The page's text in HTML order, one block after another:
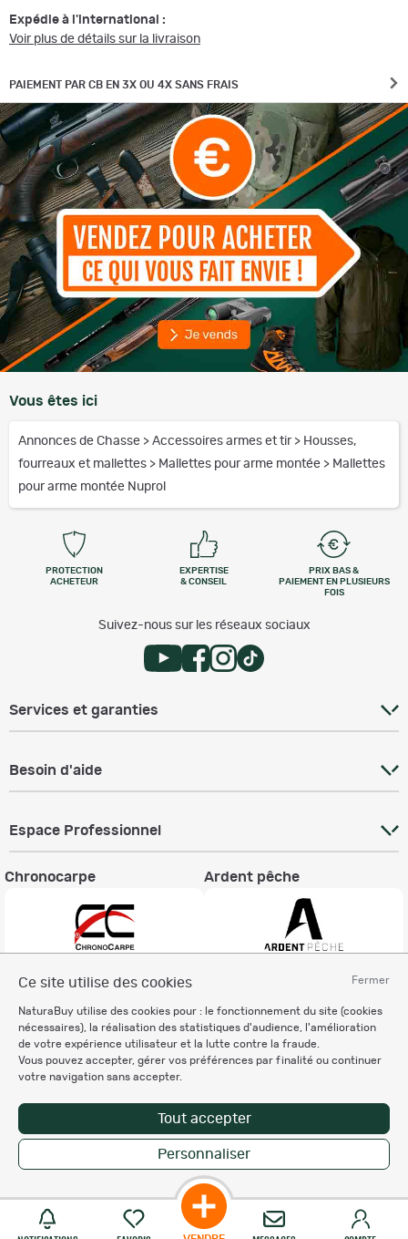
Fermer
Ce site utilise des cookies
NaturaBuy utilise des cookies pour : le fonctionnement du site (cookies
nécessaires), la réalisation des statistiques d'audience, l'amélioration
de votre expérience utilisateur et la lutte contre la fraude.
Vous pouvez accepter, gérer vos préférences par finalité ou continuer
votre navigation sans accepter.
Tout accepter
Personnaliser
Expédie à l'international :
Voir plus de détails sur la livraison
PAIEMENT PAR CB EN 3X OU 4X SANS FRAIS
Vous êtes ici
Annonces de Chasse > Accessoires armes et tir > Housses,
fourreaux et mallettes > Mallettes pour arme montée > Mallettes
pour arme montée Nuprol
PROTECTION
ACHETEUR
EXPERTISE
& CONSEIL
PRIX BAS &
PAIEMENT EN PLUSIEURS
FOIS
Suivez-nous sur les réseaux sociaux
Services et garanties
Besoin d'aide
Espace Professionnel
Chronocarpe Ardent pêche
Charte éthique
Mentions légales
Règlement & Conditions d'utilisation
Politique de protection
des données personnelles
Personnalisation des cookies
Copyright © 2007-2026 NaturaBuy. Tous droits réservés. N°CNIL: 1239459.
Les marques commerciales mentionnées appartiennent à leurs propriétaires
respectifs in 0.061 s
Suggestions de recherche
Site NaturaBuy classique